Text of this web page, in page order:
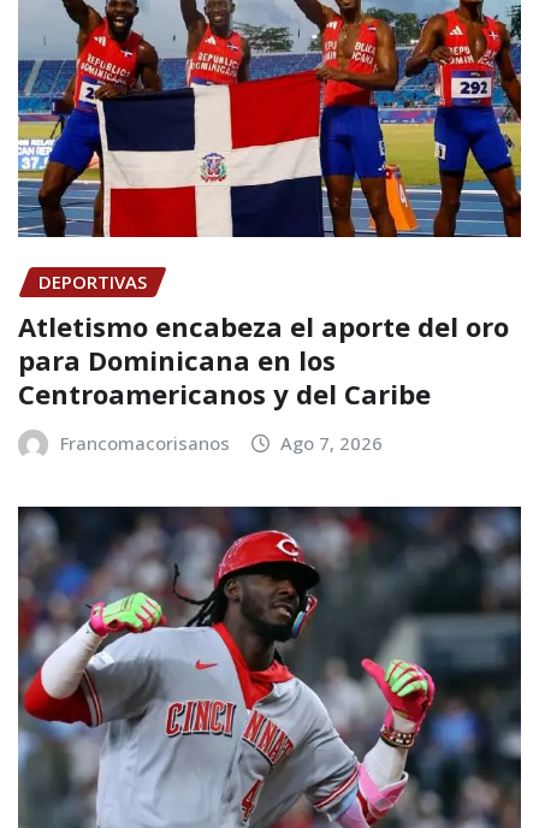
DEPORTIVAS
Atletismo encabeza el aporte del oro
para Dominicana en los
Centroamericanos y del Caribe
Francomacorisanos Ago 7, 2026